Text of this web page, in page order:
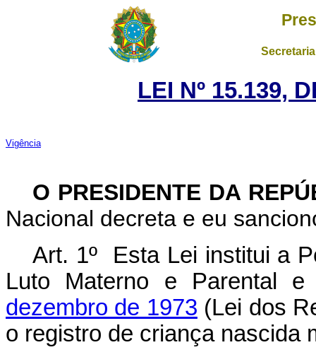
LEI Nº 15.139,
Vigência
O PRESIDENTE DA
Nacional decreta e eu
Art. 1º Esta Lei institui a
Luto Materno e Parental
dezembro de 1973 (Lei dos
o registro de criança nascida